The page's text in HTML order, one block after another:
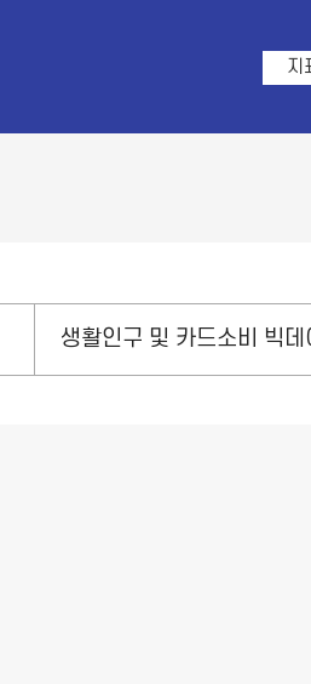
지
생활인구 및 카드소비 빅데